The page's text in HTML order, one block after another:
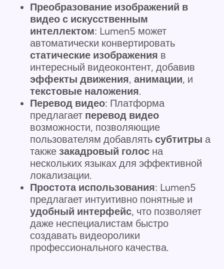
Преобразование изображений в
видео с искусственным
интеллектом: Lumen5 может
автоматически конвертировать
статические изображения в
интересный видеоконтент, добавив
эффекты движения, анимации, и
текстовые наложения.
Перевод видео: Платформа
предлагает перевод видео
возможности, позволяющие
пользователям добавлять субтитры а
также закадровый голос на
нескольких языках для эффективной
локализации.
Простота использования: Lumen5
предлагает интуитивно понятные и
удобный интерфейс, что позволяет
даже неспециалистам быстро
создавать видеоролики
профессионального качества.